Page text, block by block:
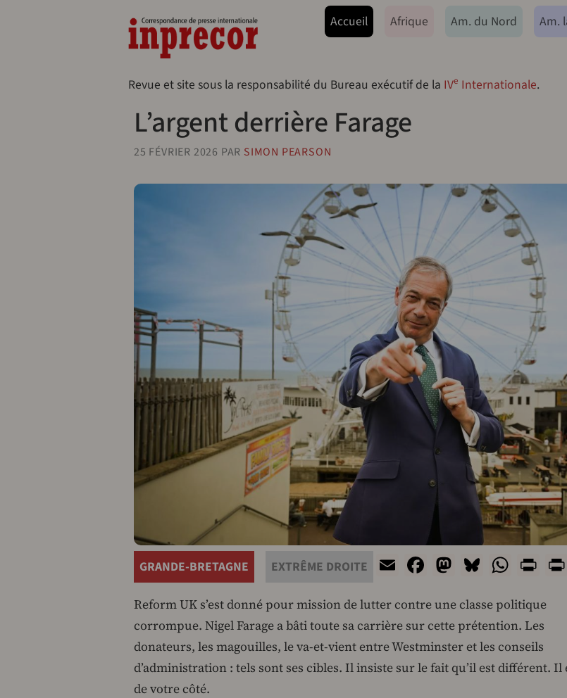
Navegação principal
Accueil Afrique Am. du Nord Am.
Revue et site sous la responsabilité du Bureau exécutif de la IVe Internationale.
L’argent derrière Farage
25 FÉVRIER 2026 PAR SIMON PEARSON
GRANDE-BRETAGNE EXTRÊME DROITE EmailFacebook
Mastodon
Bluesky
Reform UK s’est donné pour mission de lutter contre une classe politique
corrompue. Nigel Farage a bâti toute sa carrière sur cette prétention. Les
donateurs, les magouilles, le va-et-vient entre Westminster et les conseils
d’administration : tels sont ses cibles. Il insiste sur le fait qu’il est différent. Il
de votre côté.